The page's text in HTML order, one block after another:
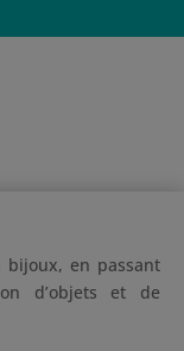
bijoux, en passant
d’objets et de